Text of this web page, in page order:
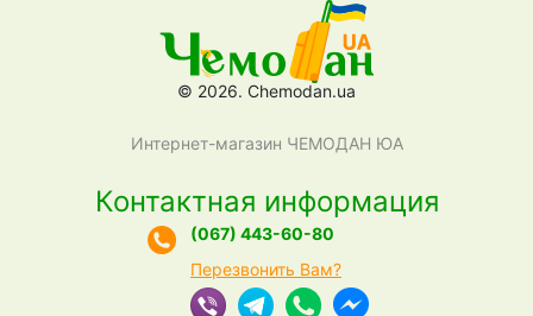
© 2026. Chemodan.ua
Интернет-магазин ЧЕМОДАН ЮА
Контактная информация
(067) 443-60-80
Перезвонить Вам?